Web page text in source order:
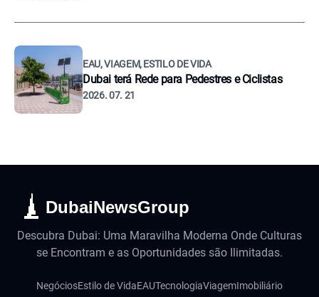
EAU, VIAGEM, ESTILO DE VIDA
Dubai terá Rede para Pedestres e Ciclistas
2026. 07. 21
DubaiNewsGroup
Descubra Dubai: Uma Maravilha Moderna Onde Culturas
se Encontram e as Oportunidades são Ilimitadas.
NegóciosEstilo de VidaEAUTecnologiaViagemImobiliário